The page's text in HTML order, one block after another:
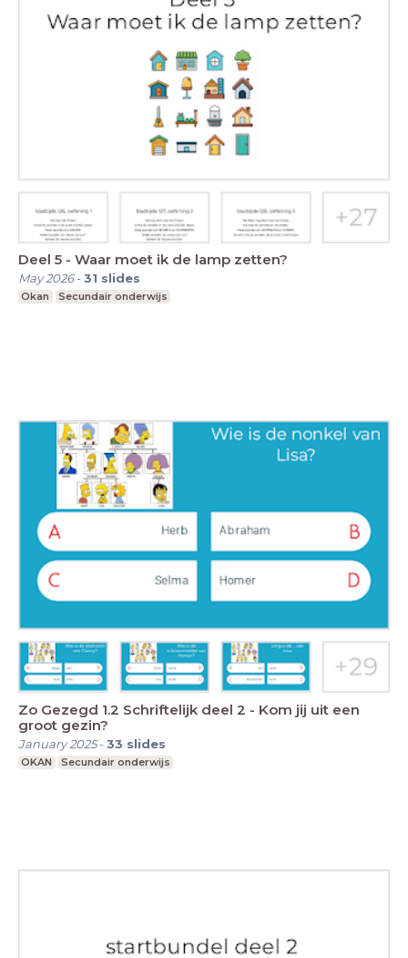
Deel 5 - Waar moet ik de lamp zetten?
May 2026-31 slides
Okan Secundair onderwijs
Zo Gezegd 1.2 Schriftelijk deel 2 - Kom jij uit een
groot gezin?
January 2025-33 slides
OKAN Secundair onderwijs